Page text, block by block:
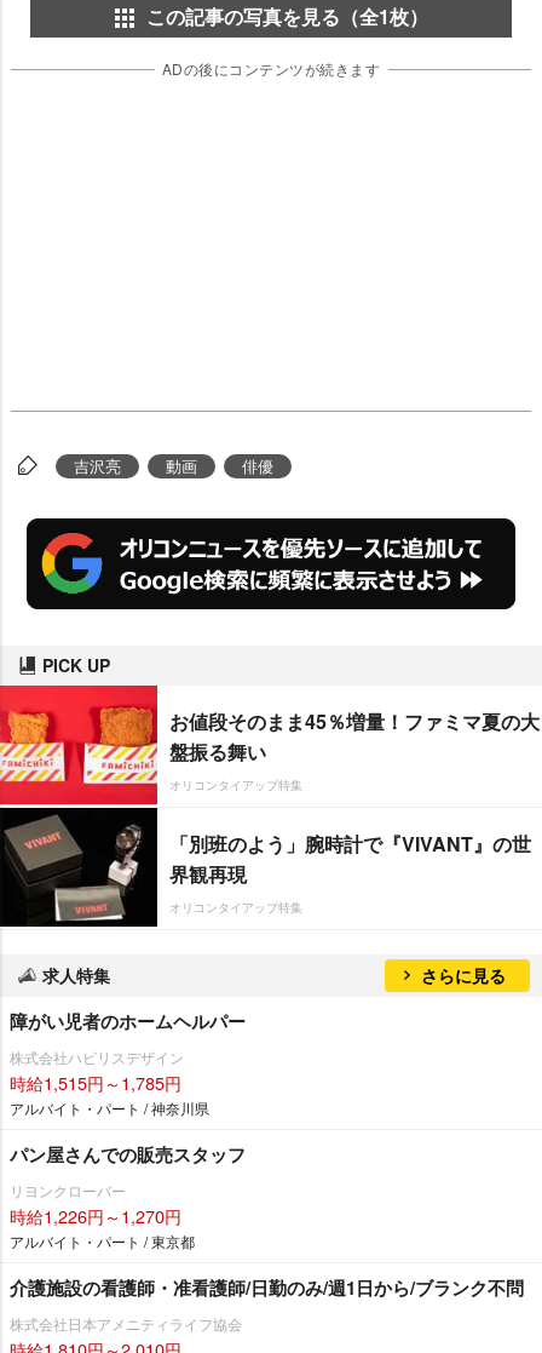
この記事の写真を見る（全1枚）
ADの後にコンテンツが続きます
吉沢亮 動画 俳優
PICK UP
お値段そのまま45％増量！ファミマ夏の大
盤振る舞い
オリコンタイアップ特集
「別班のよう」腕時計で『VIVANT』の世
界観再現
オリコンタイアップ特集
求人特集 さらに見る
障がい児者のホームヘルパー
株式会社ハビリスデザイン
時給1,515円～1,785円
アルバイト・パート / 神奈川県
パン屋さんでの販売スタッフ
リヨンクローバー
時給1,226円～1,270円
アルバイト・パート / 東京都
介護施設の看護師・准看護師/日勤のみ/週1日から/ブランク不問
株式会社日本アメニティライフ協会